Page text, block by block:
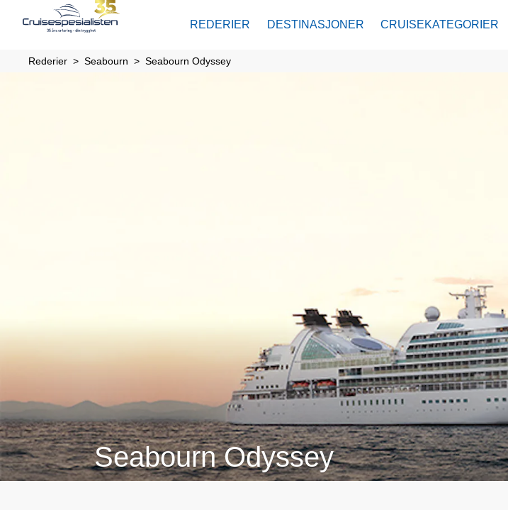
REDERIER DESTINASJONER CRUISEKATEGORIER
Rederier Seabourn Seabourn Odyssey
Seabourn Odyssey